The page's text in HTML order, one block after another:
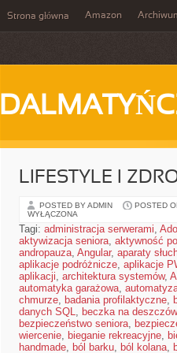
Strona główna Amazon
LIFESTYLE I
POSTED BY ADMIN POSTED
WYŁĄCZONA
Tagi: administracja serwerami,
aktywizacja seniora, aktywność
andropauza, Angular, aparaty
aplikacje podróżnicze, aplikacje
aplikacji, architektura systemów,
automatyka garażowa,
chmurze, badania profilaktyczne,
danych SQL, beczka na
bezpieczeństwo seniora,
wiercenie, bieganie rekreacyjne,
handmade, ból barku, ból kolana,